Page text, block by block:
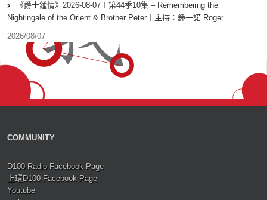
《爵士鍾情》2026-08-07︱第44季10集 – Remembering the
Nightingale of the Orient & Brother Peter︱主持：鍾一諾 Roger
2026/08/07
COMMUNITY
D100 Radio Facebook Page
上環D100 Facebook Page
Youtube